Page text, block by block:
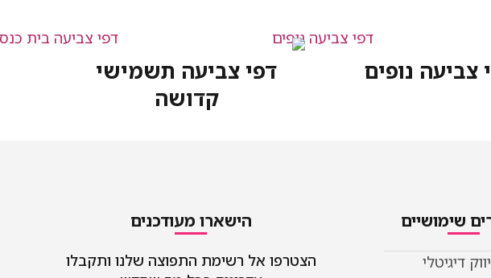
צביעה נופים
דפי צביעה תשמישי
קדושה
שימושיים
דיגיטלי
הישארו מעודכנים
הצטרפו אל רשימת התפוצה שלנו ותקבלו